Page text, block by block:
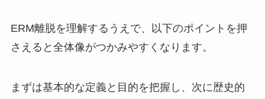
ERM離脱を理解するうえで、以下のポイントを押
さえると全体像がつかみやすくなります。
まずは基本的な定義と目的を把握し、次に歴史的